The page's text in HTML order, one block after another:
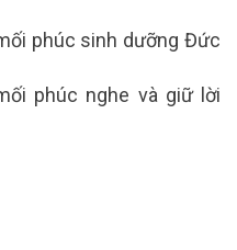
phúc sinh dưỡng Đức
phúc nghe và giữ lời